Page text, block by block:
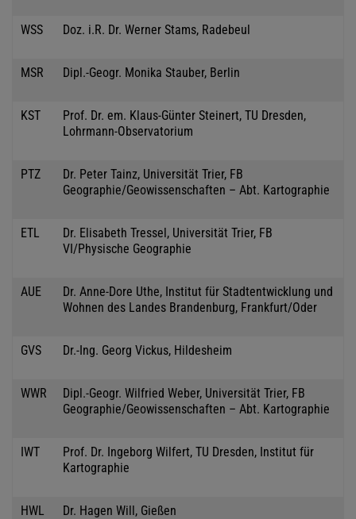
WSS Doz. i.R. Dr. Werner Stams, Radebeul
MSR Dipl.-Geogr. Monika Stauber, Berlin
KST
Prof. Dr. em. Klaus-Günter Steinert, TU Dresden,
Lohrmann-Observatorium
PTZ
Dr. Peter Tainz, Universität Trier, FB
Geographie/Geowissenschaften – Abt. Kartographie
ETL
Dr. Elisabeth Tressel, Universität Trier, FB
VI/Physische Geographie
AUE
Dr. Anne-Dore Uthe, Institut für Stadtentwicklung und
Wohnen des Landes Brandenburg, Frankfurt/Oder
GVS Dr.-Ing. Georg Vickus, Hildesheim
WWR
Dipl.-Geogr. Wilfried Weber, Universität Trier, FB
Geographie/Geowissenschaften – Abt. Kartographie
IWT
Prof. Dr. Ingeborg Wilfert, TU Dresden, Institut für
Kartographie
HWL Dr. Hagen Will, Gießen